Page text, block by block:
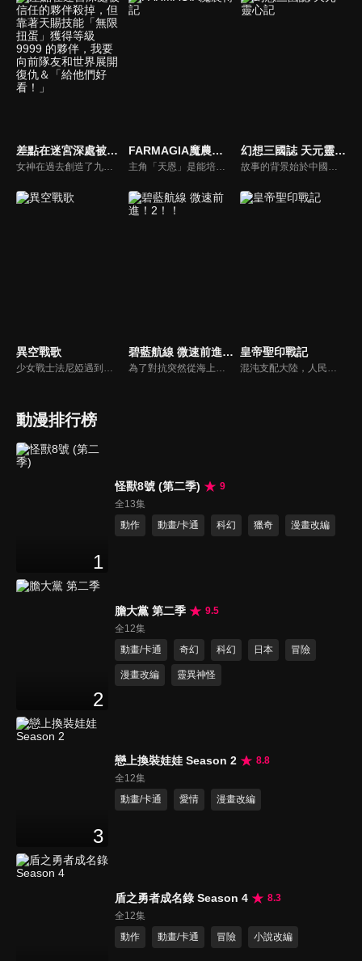
差點在迷宮深處被信任的夥伴殺掉，但靠著天賜技能「無限扭蛋」獲得等級 9999 的夥伴，我要向前隊友和世界展開復仇＆「給他們好看！」
女神在過去創造了九大種族。人族是其中最為弱小的存在。人族少年萊特幸運地加入由九大種族組成的隊伍「種族集合」，度過了短暫的幸福時光。然而等待他的，是在世界上最大最兇險的迷宮「奈落」中遭到背叛。倖存的萊特，才知道自己的天賜技能「無限扭蛋」真正的力量，自絕望的深淵爬起，築起最強的王國。
FARMAGIA魔農傳記
主角「天恩」是能培育魔獸並驅使牠們的魔獸農夫「魔農」。在人類與魔獸共存的世界「菲利希達」中,活用「魔農」之力，與夥伴們一同戰鬥的故事。
幻想三國誌 天元靈心記
故事的背景始於中國古代的三國時期——王朝末年。神州中原正迎來群雄割據的時代。各路英傑諸侯藉著自身武力討伐、征戰並試圖稱霸天下。
異空戰歌 碧藍航線 微速前進！2！！ 皇帝聖印戰記
動漫排行榜
1
怪獸8號 (第二季)
9
全13集
動作
動畫/卡通 科幻 獵奇 漫畫改編
2
膽大黨 第二季
9.5
全12集
動畫/卡通
奇幻 科幻 日本 冒險
漫畫改編 靈異神怪
3
戀上換裝娃娃 Season 2
8.8
全12集
動畫/卡通
愛情 漫畫改編
盾之勇者成名錄 Season 4
8.3
全12集
動作
動畫/卡通 冒險 小說改編